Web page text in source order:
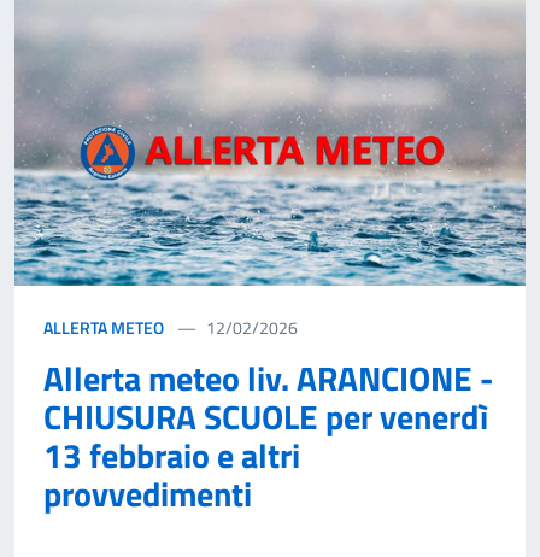
ALLERTA METEO 12/02/2026
Allerta meteo liv. ARANCIONE -
CHIUSURA SCUOLE per venerdì
13 febbraio e altri
provvedimenti